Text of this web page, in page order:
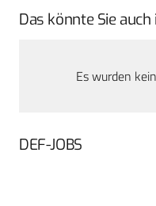
Das könnte Sie
Es wurden
DEF-JOBS